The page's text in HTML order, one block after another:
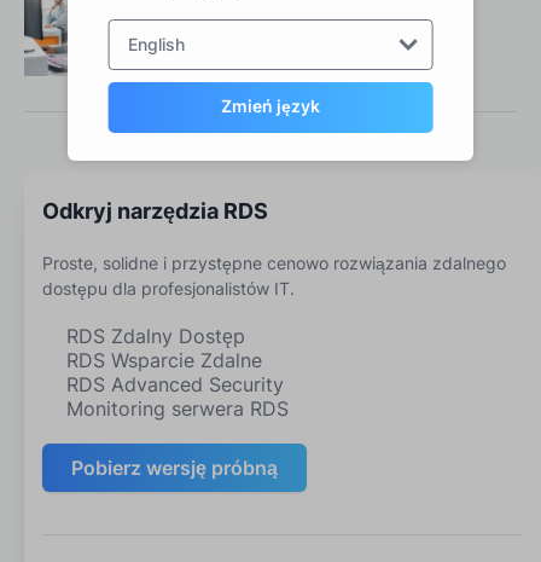
English
Zmień język
Skontaktuj się z nami
Odkryj narzędzia RDS
Proste, solidne i przystępne cenowo rozwiązania zdalnego
dostępu dla profesjonalistów IT.
RDS Zdalny Dostęp
RDS Wsparcie Zdalne
RDS Advanced Security
Monitoring serwera RDS
Pobierz wersję próbną